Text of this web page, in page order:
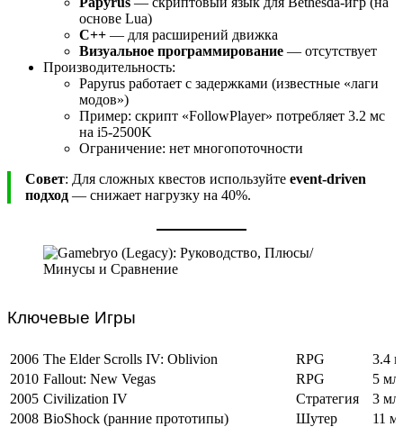
основе Lua)
C++ — для расширений движка
Визуальное программирование — отсутствует
Производительность:
Papyrus работает с задержками (известные «лаги
модов»)
Пример: скрипт «FollowPlayer» потребляет 3.2 мс
на i5-2500K
Ограничение: нет многопоточности
Совет: Для сложных квестов используйте event-driven
подход — снижает нагрузку на 40%.
Ключевые Игры
2006 The Elder Scrolls IV: Oblivion RPG
3.4
2010 Fallout: New Vegas RPG
5
2005 Civilization IV Стратегия
3
2008 BioShock (ранние прототипы) Шутер
11